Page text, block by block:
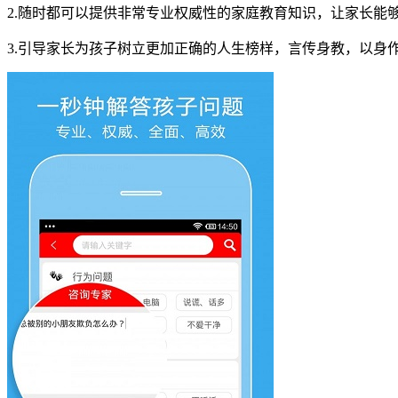
2.随时都可以提供非常专业权威性的家庭教育知识，让家长能
3.引导家长为孩子树立更加正确的人生榜样，言传身教，以身作